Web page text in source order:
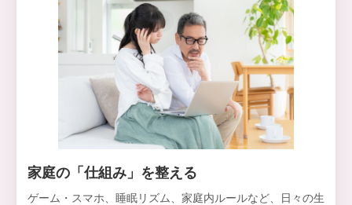
家庭の「仕組み」を整える
ゲーム・スマホ、睡眠リズム、家庭内ルールなど、日々の生